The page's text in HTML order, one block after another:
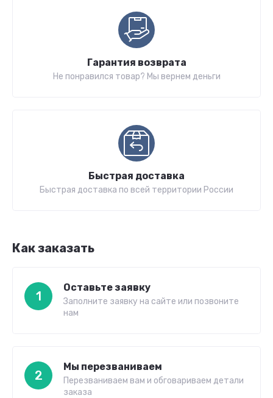
Гарантия возврата
Не понравился товар? Мы вернем деньги
Быстрая доставка
Быстрая доставка по всей территории России
Как заказать
1
Оставьте заявку
Заполните заявку на сайте или позвоните
нам
2
Мы перезваниваем
Перезваниваем вам и обговариваем детали
заказа